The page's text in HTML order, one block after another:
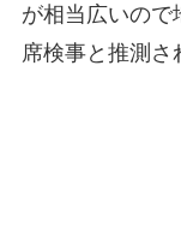
が相当広いので
席検事と推測さ